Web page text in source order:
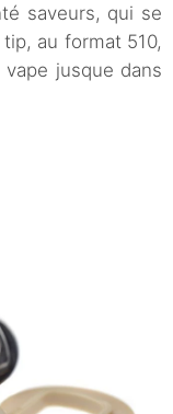
saveurs, qui se
au format 510,
jusque dans